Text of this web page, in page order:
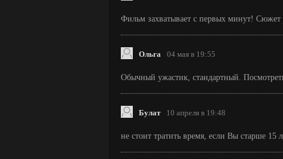
Фильм захватывает с первых минут! Сюжет
Ольга 04 мая в 19:55
Обычный ужастик, стандартный.
Булат 10 апреля в 19:48
не стоит тратить время, если Вы старше 15